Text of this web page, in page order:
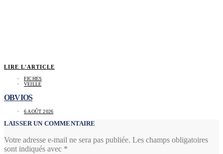
LIRE L'ARTICLE
FICHES
VEILLE
OBVIOS
6 AOÛT 2026
LAISSER UN COMMENTAIRE
Votre adresse e-mail ne sera pas publiée. Les champs obligatoires
sont indiqués avec *